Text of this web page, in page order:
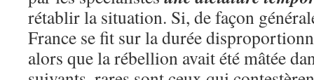
rétablir la situation. Si, de façon
France se fit sur la durée
alors que la rébellion avait été mâtée